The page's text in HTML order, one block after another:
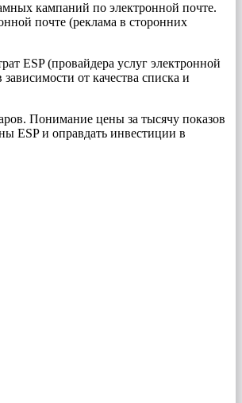
кампаний по электронной почте.
почте (реклама в сторонних
ESP (провайдера услуг электронной
от качества списка и
Понимание цены за тысячу показов
ESP и оправдать инвестиции в